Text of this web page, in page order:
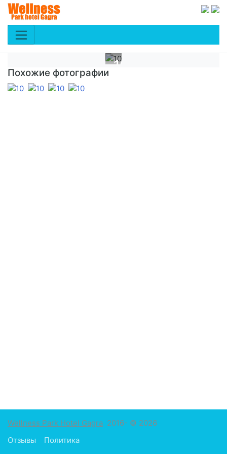
10
Похожие фотографии
Wellness Park Hotel Gagra 2016- © 2026
Отзывы
Политика